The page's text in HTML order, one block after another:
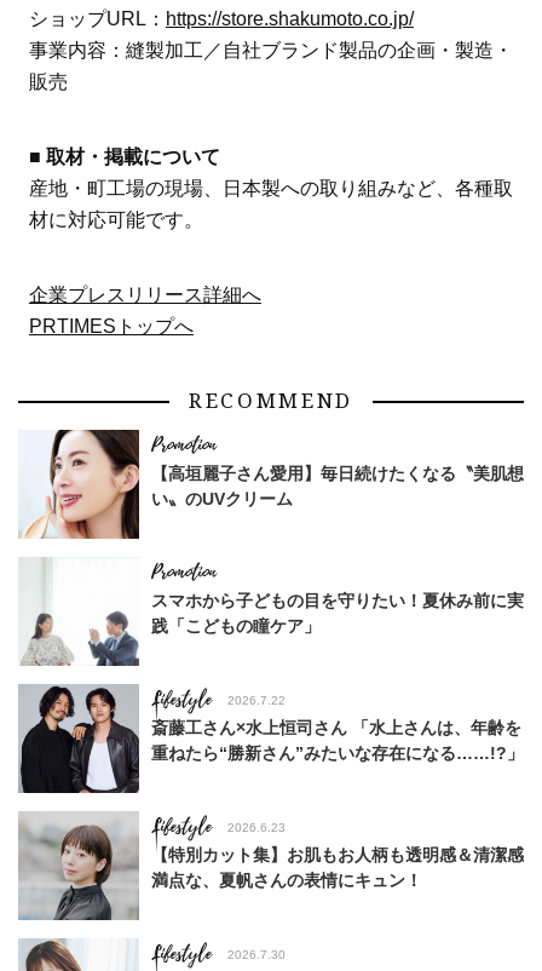
ショップURL： https://store.shakumoto.co.jp/
事業内容：縫製加工／自社ブランド製品の企画・製造・
販売
■ 取材・掲載について
産地・町工場の現場、日本製への取り組みなど、各種取
材に対応可能です。
企業プレスリリース詳細へ
PRTIMESトップへ
RECOMMEND
【高垣麗子さん愛用】毎日続けたくなる〝美肌想
い〟のUVクリーム
スマホから子どもの目を守りたい！夏休み前に実
践「こどもの瞳ケア」
Lifestyle 2026.7.22
斎藤工さん×水上恒司さん 「水上さんは、年齢を
重ねたら“勝新さん”みたいな存在になる……!?」
Lifestyle 2026.6.23
【特別カット集】お肌もお人柄も透明感＆清潔感
満点な、夏帆さんの表情にキュン！
Lifestyle 2026.7.30